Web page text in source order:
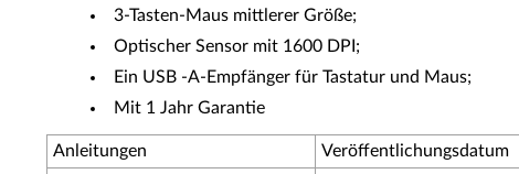
3-Tasten-Maus mittlerer Größe;
Optischer Sensor mit 1600 DPI;
Ein USB -A-Empfänger für Tastatur und Maus;
Mit 1 Jahr Garantie
Anleitungen
Veröffentlichungsdatum